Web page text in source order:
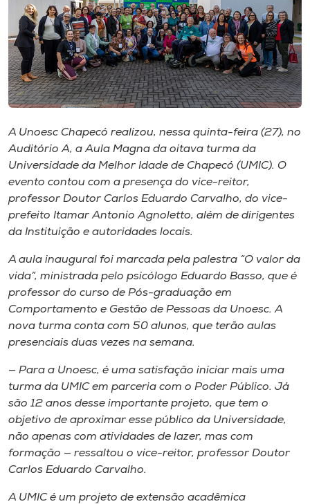
Diplomados
Cultura
CPA
Biblioteca
Editora
Rádio
Museu
Unoesc
Store
o idioma
A+
A Unoesc Chapecó realizou, nessa quinta-feira (27), no
Auditório A, a Aula Magna da oitava turma da
Universidade da Melhor Idade de Chapecó (UMIC). O
evento contou com a presença do vice-reitor,
professor Doutor Carlos Eduardo Carvalho, do vice-
prefeito Itamar Antonio Agnoletto, além de dirigentes
da Instituição e autoridades locais.
A aula inaugural foi marcada pela palestra “O valor da
vida”, ministrada pelo psicólogo Eduardo Basso, que é
professor do curso de Pós-graduação em
Comportamento e Gestão de Pessoas da Unoesc. A
nova turma conta com 50 alunos, que terão aulas
presenciais duas vezes na semana.
— Para a Unoesc, é uma satisfação iniciar mais uma
turma da UMIC em parceria com o Poder Público. Já
são 12 anos desse importante projeto, que tem o
objetivo de aproximar esse público da Universidade,
não apenas com atividades de lazer, mas com
formação — ressaltou o vice-reitor, professor Doutor
Carlos Eduardo Carvalho.
A UMIC é um projeto de extensão acadêmica